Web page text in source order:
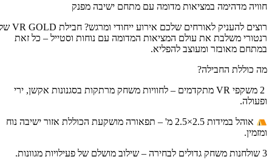
מדהימה במציאות מדומה עם מתחם ישיבה מפנק
רוצים להעניק לאורחים שלכם אירוע ייחודי ומרגש? חבילת VR GOLD של
משלבת את עולם המציאות המדומה עם נוחות וסטייל – כל זאת
מאובזר ומעוצב להפליא.
כוללת החבילה?
️ 2 משקפי VR מתקדמים – לחוויות משחק מרתקות בסגנונות אקשן, ירי
אוהל במידות 2.5×2.5 מ' – תפאורה מושקעת הכוללת אזור ישיבה נוח